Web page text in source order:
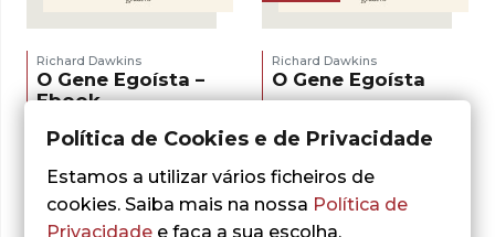
Richard Dawkins
O Gene Egoísta –
Ebook
Richard Dawkins
O Gene Egoísta
preço
original
era:
22,00 €.
preço
atual
ADICIONAR
Política de Cookies e de Privacidade
Estamos a utilizar vários ficheiros de
cookies. Saiba mais na nossa Política de
Privacidade e faça a sua escolha.